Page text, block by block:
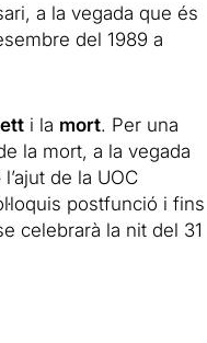
a la vegada que és
del 1989 a
i la mort. Per una
la mort, a la vegada
de la UOC
postfunció i fins
celebrarà la nit del 31